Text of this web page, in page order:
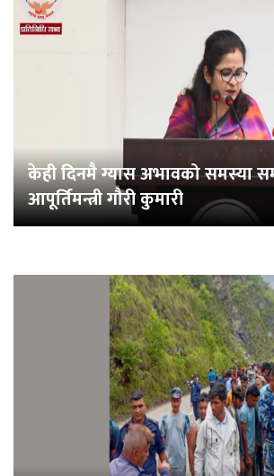
केही दिनमै ग्यास अभावको समस्या
आपूर्तिमन्त्री गौरी कुमारी